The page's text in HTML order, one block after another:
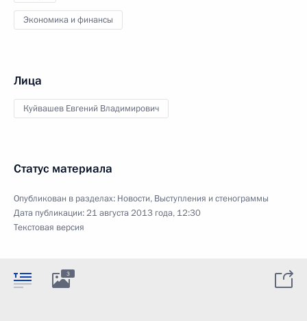
Экономика и финансы
Лица
Куйвашев Евгений Владимирович
Статус материала
Опубликован в разделах: Новости, Выступления и стенограммы
Дата публикации:21 августа 2013 года, 12:30
Текстовая версия
3